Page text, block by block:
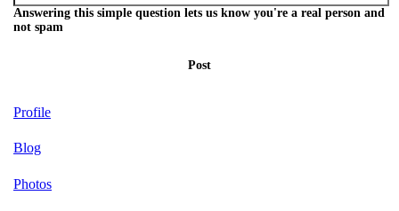
Answering this simple question lets us know you're a real person and
not spam
Post
Profile
Blog
Photos